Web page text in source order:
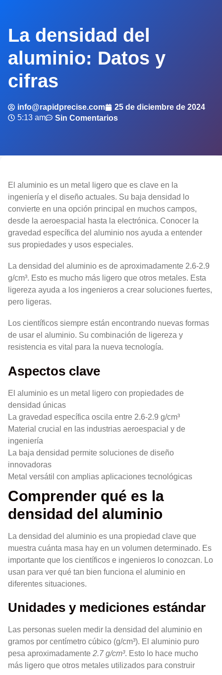
La densidad del
aluminio: Datos y
cifras
info@rapidprecise.com
25 de diciembre de 2024
5:13 am
Sin Comentarios
El aluminio es un metal ligero que es clave en la
ingeniería y el diseño actuales. Su baja densidad lo
convierte en una opción principal en muchos campos,
desde la aeroespacial hasta la electrónica. Conocer la
gravedad específica del aluminio nos ayuda a entender
sus propiedades y usos especiales.
La densidad del aluminio es de aproximadamente 2.6-2.9
g/cm³. Esto es mucho más ligero que otros metales. Esta
ligereza ayuda a los ingenieros a crear soluciones fuertes,
pero ligeras.
Los científicos siempre están encontrando nuevas formas
de usar el aluminio. Su combinación de ligereza y
resistencia es vital para la nueva tecnología.
Aspectos clave
El aluminio es un metal ligero con propiedades de
densidad únicas
La gravedad específica oscila entre 2.6-2.9 g/cm³
Material crucial en las industrias aeroespacial y de
ingeniería
La baja densidad permite soluciones de diseño
innovadoras
Metal versátil con amplias aplicaciones tecnológicas
Comprender qué es la
densidad del aluminio
La densidad del aluminio es una propiedad clave que
muestra cuánta masa hay en un volumen determinado. Es
importante que los científicos e ingenieros lo conozcan. Lo
usan para ver qué tan bien funciona el aluminio en
diferentes situaciones.
Unidades y mediciones estándar
Las personas suelen medir la densidad del aluminio en
gramos por centímetro cúbico (g/cm³). El aluminio puro
pesa aproximadamente 2.7 g/cm³. Esto lo hace mucho
más ligero que otros metales utilizados para construir